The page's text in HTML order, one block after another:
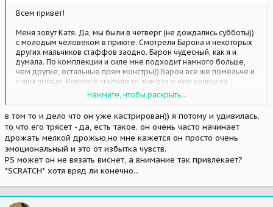
Всем привет!
Меня зовут Катя. Да, мы были в четверг (не дождались субботы))
с молодым человеком в приюте. Смотрели Барона и некоторых
других мальчиков стаффов заодно. Барон чудесный, как я и
думала. По комплекции и силе мне подходит намного больше,
чем другие, остальные прям монстры)) Барон все же помельче и
с ним проще. Немного смутило то, как раз о чем написала
девушка выше - прилип к ноге и мы совершенно не могли его
оторвать в какой-то момент, причем больше к Мише прилипал,
поиграть - абсолютно бесполезно, когда Миша начал отходить,
так Барон припал к земле, начал поскуливать и его прям трясти
начало - так ему хотелось обратно к его ноге))) Через неделю в
субботу поедем на повторную прогулку, привезем игрушки,
чтобы отвлекать, посмотрим как будет себя вести, но 99% что мы
его берем а апреле в новую квартиру. К сожалению, прямо
сейчас забрать некуда. В самом крайнем случае, если от этой его
привычки отучить не удастся, токастрируем, но мне бы этого не
хотелось((( Будем дрессировать! *YES*
Нажмите, чтобы раскрыть...
в том то и дело что он уже кастрирован)) я потому и удивилась.
то что его трясет - да, есть такое. он очень часто начинает
дрожать мелкой дрожью,но мне кажется он просто очень
эмоциональный и это от избытка чувств.
PS может он не вязать виснет, а внимание так привлекает?
*SCRATCH* хотя вряд ли конечно...